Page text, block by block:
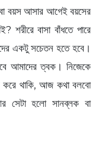
বয়স আসার আগেই বয়সের
শরীরে বাসা বাঁধতে পারে
একটু সচেতন হতে হবে।
আমাদের ত্বক। নিজেকে
করে থাকি, আজ কথা বলবো
সেটা হলো সানব্লক বা